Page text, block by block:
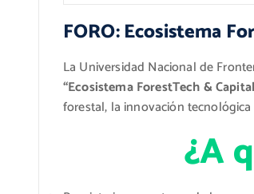
FORO: Ecosistema
La Universidad Nacional de
“Ecosistema ForestTech &
forestal, la innovación
¿A